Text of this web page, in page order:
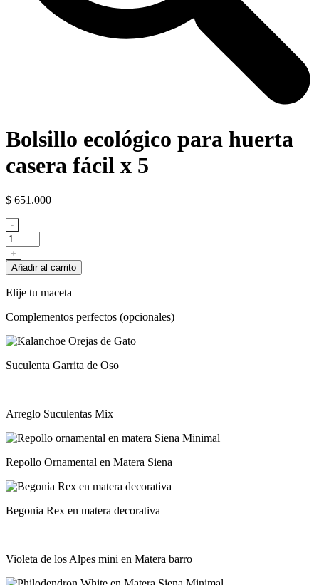
Bolsillo ecológico para huerta
casera fácil x 5
$ 651.000
Bolsillo
ecológico
para
huerta
casera
fácil
x
5
cantidad
-
+
Añadir al carrito
Elije tu maceta
Complementos perfectos (opcionales)
Suculenta Garrita de Oso
Arreglo Suculentas Mix
Repollo Ornamental en Matera Siena
Begonia Rex en matera decorativa
Violeta de los Alpes mini en Matera barro